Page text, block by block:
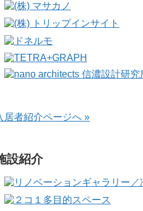
居者紹介ページへ »
設紹介